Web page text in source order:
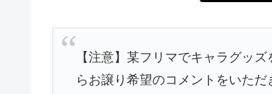
【注意】某フリマでキャラグッ
らお譲り希望のコメントをいただ